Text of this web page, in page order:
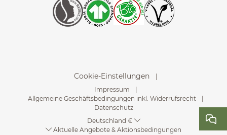
Aktuelle Angebote & Aktionsbedingungen
Cookie-Einstellungen
Impressum
Allgemeine Geschäftsbedingungen inkl. Widerrufsrecht
Datenschutz
Deutschland €